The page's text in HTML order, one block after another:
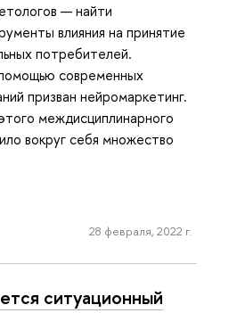
— найти
влияния на принятие
потребителей.
современных
призван нейромаркетинг.
междисциплинарного
вокруг себя множество
28 февраля, 2022 г.
ситуационный